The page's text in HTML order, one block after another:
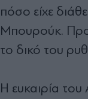
πόσο είχε
Μπουρούκ.
το δικό του
Η ευκαιρία του